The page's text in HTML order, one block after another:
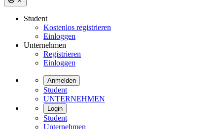
Student
Kostenlos registrieren
Einloggen
Unternehmen
Registrieren
Einloggen
Anmelden
Student
UNTERNEHMEN
Login
Student
Unternehmen